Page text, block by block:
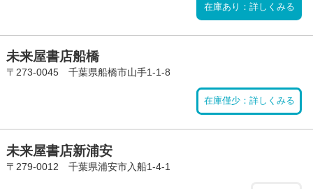
在庫あり：詳しくみる
未来屋書店船橋
〒273-0045 千葉県船橋市山手1-1-8
在庫僅少：詳しくみる
未来屋書店新浦安
〒279-0012 千葉県浦安市入船1-4-1